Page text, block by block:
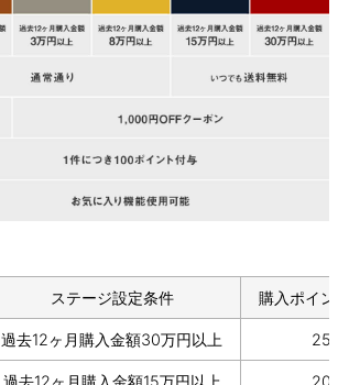
ステージ設定条件 購入ポイ
過去12ヶ月購入金額30万円以上
過去12ヶ月購入金額15万円以上